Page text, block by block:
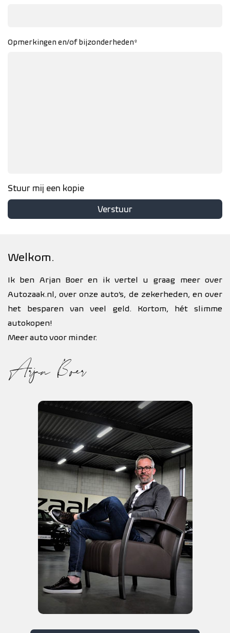
Opmerkingen en/of bijzonderheden*
Stuur mij een kopie
Verstuur
Welkom.
Ik ben Arjan Boer en ik vertel u graag meer over
Autozaak.nl, over onze auto’s, de zekerheden, en over
het besparen van veel geld. Kortom, hét slimme
autokopen!
Meer auto voor minder.
Arjan Boer